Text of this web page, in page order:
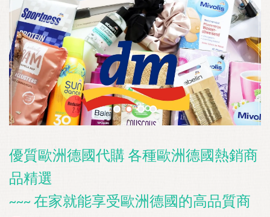
優質歐洲德國代購 各種歐洲德國熱銷商
品精選
~~~ 在家就能享受歐洲德國的高品質商